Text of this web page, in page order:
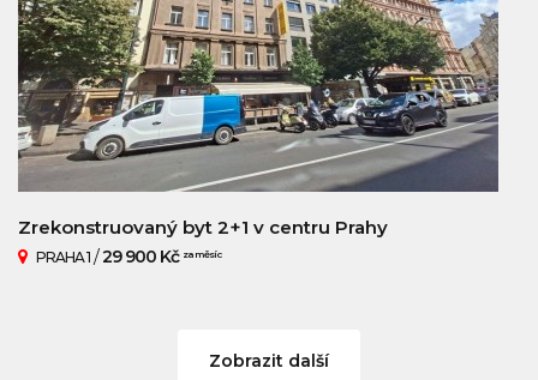
Zrekonstruovaný byt 2+1 v centru Prahy
PRAHA 1 /29 900 Kč za měsíc
Zobrazit další